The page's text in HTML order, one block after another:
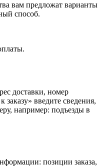
вам предложат варианты
способ.
доставки, номер
введите сведения,
например: подъезды в
позиции заказа,